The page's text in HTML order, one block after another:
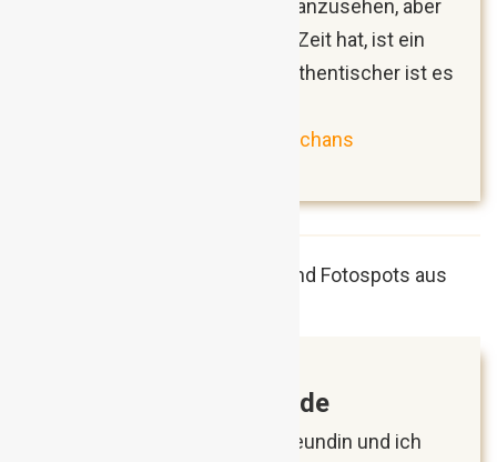
Läden und Windmühlen ist toll anzusehen, aber
künstlich angelegt. Wenn man Zeit hat, ist ein
Besuch sicher kein Fehler – authentischer ist es
Das Windmühlendorf Zaanse Schans
Amsterdam, Niederlande
In Amsterdam waren meine Freundin und ich